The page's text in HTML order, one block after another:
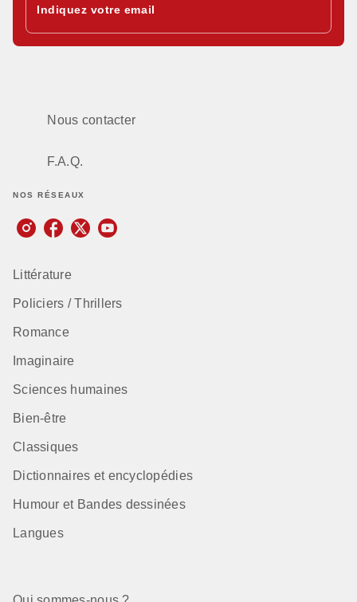
Indiquez votre email
Nous contacter
F.A.Q.
NOS RÉSEAUX
Littérature
Policiers / Thrillers
Romance
Imaginaire
Sciences humaines
Bien-être
Classiques
Dictionnaires et encyclopédies
Humour et Bandes dessinées
Langues